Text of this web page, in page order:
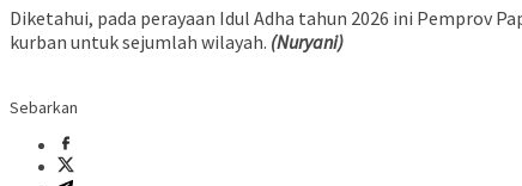
Diketahui, pada perayaan Idul Adha tahun 2026 ini Pemprov
kurban untuk sejumlah wilayah. (Nuryani)
Sebarkan